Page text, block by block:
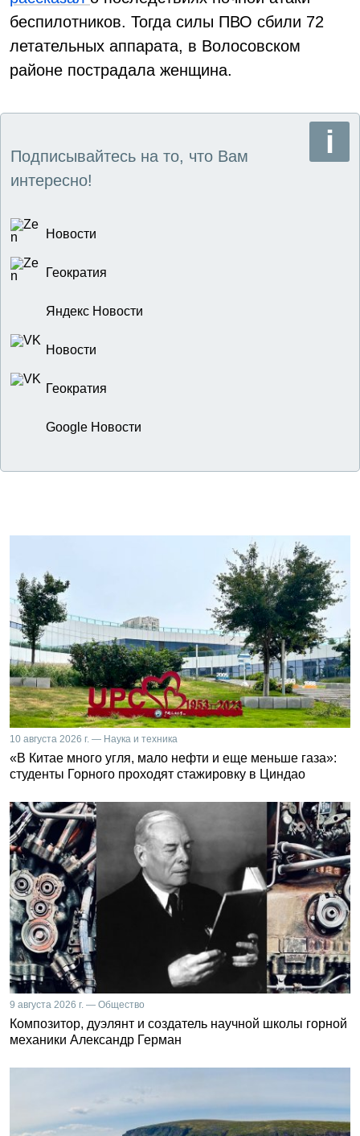
беспилотников. Тогда силы ПВО сбили 72
летательных аппарата, в Волосовском
районе пострадала женщина.
Подписывайтесь на то, что Вам
интересно!
Новости
Геократия
Яндекс Новости
Новости
Геократия
Google Новости
10 августа 2026 г. — Наука и техника
«В Китае много угля, мало нефти и еще меньше газа»:
студенты Горного проходят стажировку в Циндао
9 августа 2026 г. — Общество
Композитор, дуэлянт и создатель научной школы горной
механики Александр Герман